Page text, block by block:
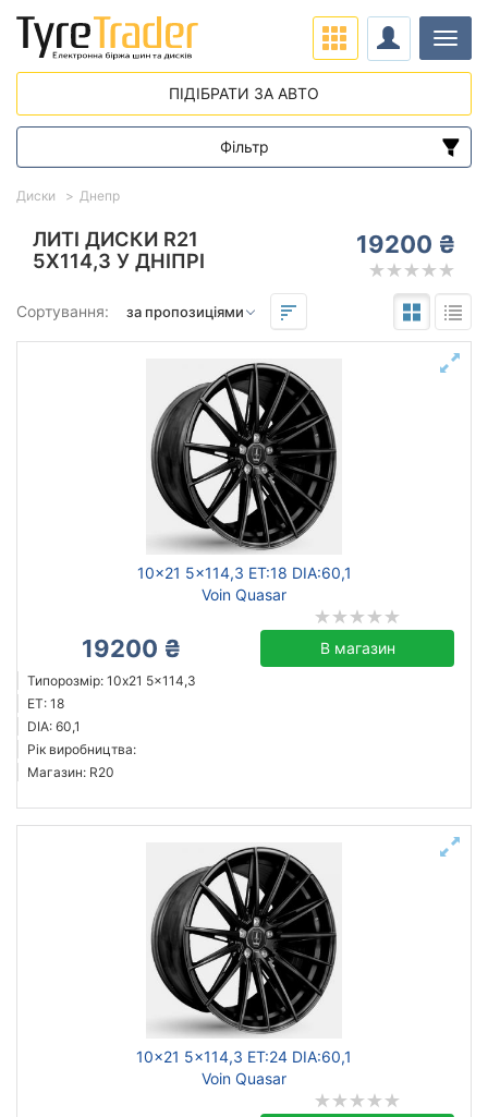
ЛИТІ ДИСКИ R21
5X114,3 У ДНІПРІ
19200 ₴
Сортування:
10x21 5x114,3 ET:18 DIA:60,1
Voin Quasar
19200 ₴ В магазин
Типорозмір: 10x21 5x114,3
ET: 18
DIA: 60,1
Рік виробництва:
Магазин: R20
10x21 5x114,3 ET:24 DIA:60,1
Voin Quasar
Диски Днепр
ПІДІБРАТИ ЗА АВТО
Фільтр
Діапазон цін
від
до
до
Dotz
Voin
Усі бренди
литий
Підібрати